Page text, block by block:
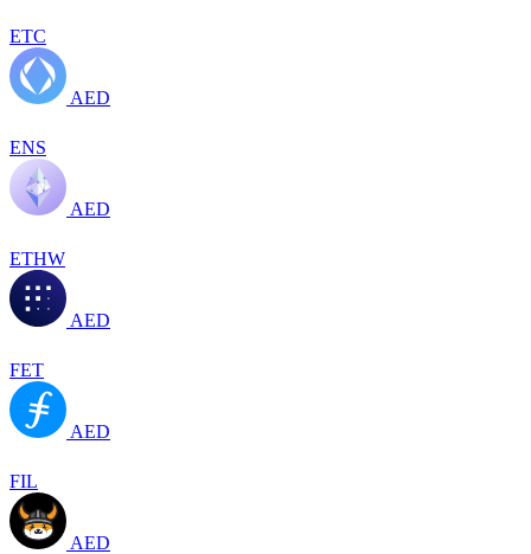
ETC
AED
ENS
AED
ETHW
AED
FET
AED
FIL
AED